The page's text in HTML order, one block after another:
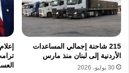
215 شاحنة إجمالي المساعدات
الأردنية إلى لبنان منذ مارس
30 يوليو، 2026